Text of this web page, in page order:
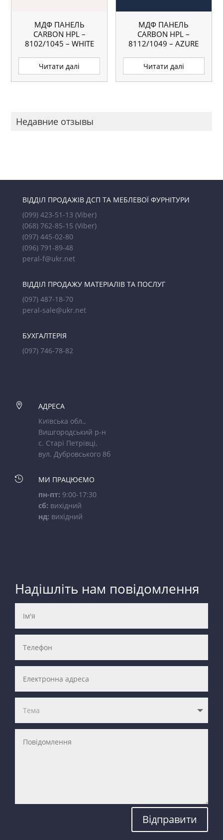
МДФ ПАНЕЛЬ
CARBON HPL –
8102/1045 – WHITE
Читати далі
МДФ ПАНЕЛЬ
CARBON HPL –
8112/1049 – AZURE
Читати далі
Недавние отзывы
ВІДДІЛ ПРОДАЖІВ ДСП ТА МЕБЛЕВОЇ ФУРНІТУРИ
(099) 423-51-13 (Viber)
(068) 762-85-15 (Viber)
(097) 445-02-80
(096) 791-89-48
peral-f@ukr.net
ВІДДІЛ ПРОДАЖУ МАТЕРІАЛІВ ТА ПОСЛУГ
(097) 487-18-70
peral-sale@ukr.net
БУХГАЛТЕРІЯ
(097) 746-78-82

АДРЕСА
Київська обл.,
Вишгородський р-н
с. Старі Петрівці,
вул. Дубровського 8б

МИ ПРАЦЮЄМО
пн-пт: 9:00-17:30
сб: вихідний
нд: вихідний
Надішліть нам повідомлення
Відправити